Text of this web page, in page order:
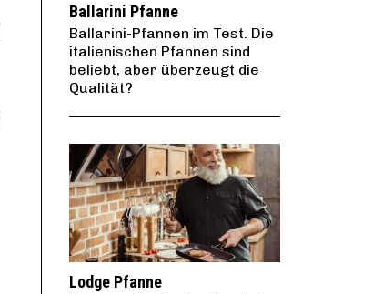
Ballarini Pfanne
Ballarini-Pfannen im Test. Die
italienischen Pfannen sind
beliebt, aber überzeugt die
Qualität?
Lodge Pfanne